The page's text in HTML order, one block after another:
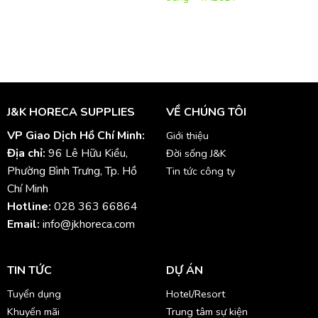
J&K HORECA SUPPLIES
VP Giao Dịch Hồ Chí Minh:
Địa chỉ: 96 Lê Hữu Kiều,
Phường Bình Trưng, Tp. Hồ
Chí Minh
Hotline: 028 363 66864
Email: info@jkhoreca.com
VỀ CHÚNG TÔI
Giới thiệu
Đời sống J&K
Tin tức công ty
TIN TỨC
Tuyển dụng
Khuyến mãi
DỰ ÁN
Hotel/Resort
Trung tâm sự kiện